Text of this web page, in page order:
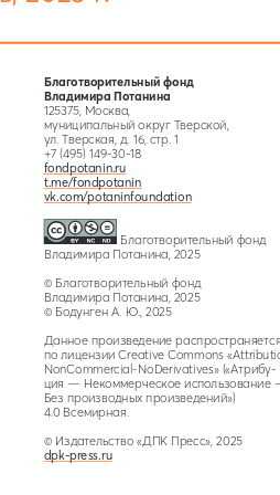
Благотворительный фонд
Владимира Потанина
125375, Москва,
муниципальный округ Тверской,
ул. Тверская, д. 16, стр. 1
+7 (495) 149-30-18
fondpotanin.ru
t.me/fondpotanin
vk.com/potaninfoundation
Благотворительный фонд
Владимира Потанина, 2025
© Благотворительный фонд
Владимира Потанина, 2025
© Бодунген А. Ю., 2025
Данное произведение распространяется
по лицензии Creative Commons
NonCommercial-NoDerivatives» («Атрибу-
ция — Некоммерческое использование
Без производных произведений»)
4.0 Всемирная.
© Издательство «ДПК Пресс», 2025
dpk-press.ru